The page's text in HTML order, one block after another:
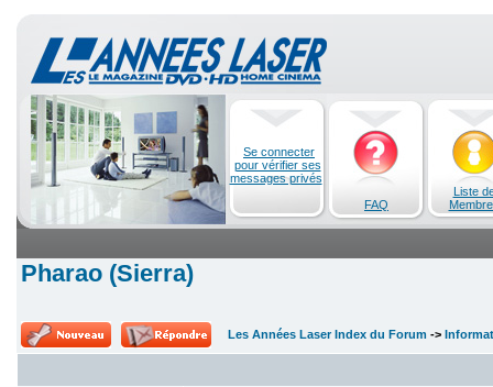
Se connecter
pour vérifier ses
messages privés
FAQ
Liste
Pharao (Sierra)
Les Années Laser Index du Forum ->